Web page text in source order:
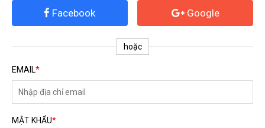
Facebook Google
hoặc
EMAIL*
MẬT KHẨU*
ĐĂNG KÝ TƯ VẤN MIỄN PHÍ